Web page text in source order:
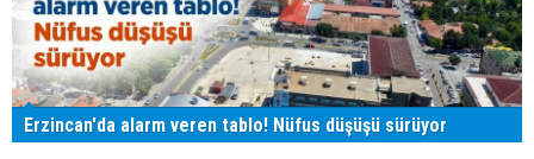
Erzincan'da alarm veren tablo! Nüfus düşüşü sürüyor